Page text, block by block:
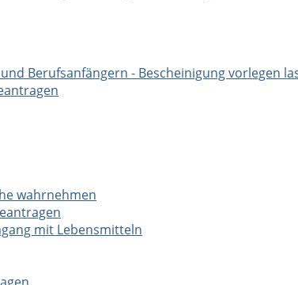
Berufsanfängern - Bescheinigung vorlegen
wahrnehmen
mit Lebensmitteln